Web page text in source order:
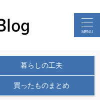
暮らしの工夫
買ったものまとめ